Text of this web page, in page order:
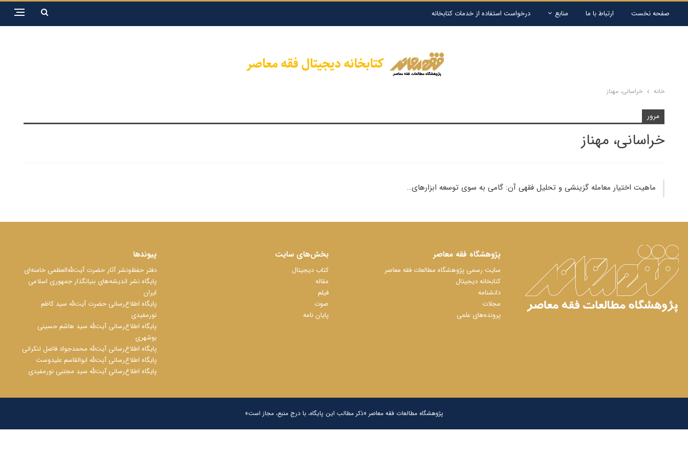
صفحه نخست ارتباط با ما منابع درخواست استفاده از خدمات کتابخانه
خانه خراسانی، مهناز
مرور
خراسانی، مهناز
ماهیت اختیار معامله گزینشی و تحلیل فقهی آن: گامی به سوی توسعه ابزارهای…
پژوهشگاه فقه معاصر
سایت رسمی پژوهشگاه مطالعات فقه معاصر
کتابخانه دیجیتال
دانشنامه
مجلات
پرونده‌های علمی
بخش‌های سایت
کتاب دیجیتال
مقاله
فیلم
صوت
پایان نامه
پیوندها
دفتر حفظ‌‌‌ونشر آثار حضرت آیت‌ﷲ‌العظمی خامنه‌ای
پایگاه نشر اندیشه‌های بنیانگذار جمهوری اسلامی
ایران
پایگاه اطلاع‌رسانی حضرت آیت‌ﷲ سید کاظم
نورمفیدی
پایگاه اطلاع‌رسانی آیت‌ﷲ سید هاشم حسینی
بوشهری
پایگاه اطلاع‌رسانی آیت‌ﷲ محمدجواد فاضل لنکرانی
پایگاه اطلاع‌رسانی آیت‌ﷲ ابوالقاسم علیدوست
پایگاه اطلاع‌رسانی آیت‌ﷲ سید مجتبی نورمفیدی
پژوهشگاه مطالعات فقه معاصر «ذکر مطالب این پایگاه، با درج منبع، مجاز است»